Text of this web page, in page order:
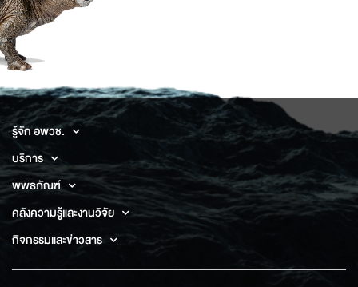
รู้จัก อพวช.
บริการ
พิพิธภัณฑ์
คลังความรู้และงานวิจัย
กิจกรรมและข่าวสาร